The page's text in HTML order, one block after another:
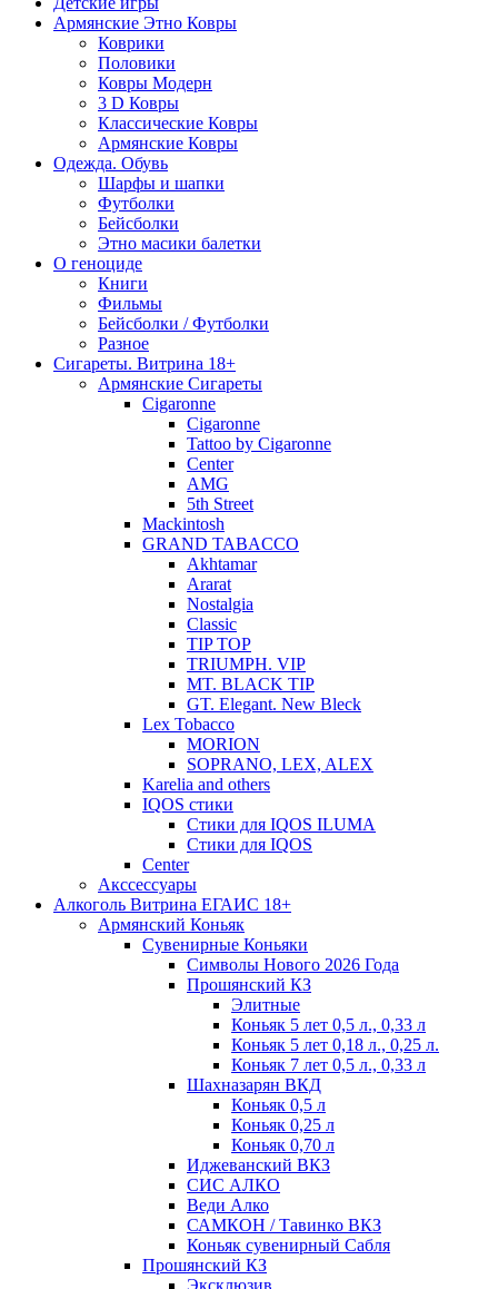
Армянские Этно Ковры
Коврики
Половики
Ковры Модерн
3 D Ковры
Классические Ковры
Армянские Ковры
Одежда. Обувь
Шарфы и шапки
Футболки
Бейсболки
Этно масики балетки
О геноциде
Книги
Фильмы
Бейсболки / Футболки
Разное
Сигареты. Витрина 18+
Армянские Сигареты
Cigaronne
Cigaronne
Tattoo by Cigaronne
Center
AMG
5th Street
Mackintosh
GRAND TABACCO
Akhtamar
Ararat
Nostalgia
Classic
TIP TOP
TRIUMPH. VIP
MT. BLACK TIP
GT. Elegant. New Bleck
Lex Tobacco
MORION
SOPRANO, LEX, ALEX
Karelia and others
IQOS стики
Стики для IQOS ILUMA
Стики для IQOS
Сenter
Акссессуары
Алкоголь Витрина ЕГАИС 18+
Армянский Коньяк
Сувенирные Коньяки
Символы Нового 2026 Года
Прошянский КЗ
Элитные
Коньяк 5 лет 0,5 л., 0,33 л
Коньяк 5 лет 0,18 л., 0,25 л.
Коньяк 7 лет 0,5 л., 0,33 л
Шахназарян ВКД
Коньяк 0,5 л
Коньяк 0,25 л
Коньяк 0,70 л
Иджеванский ВКЗ
СИС АЛКО
Веди Алко
САМКОН / Тавинко ВКЗ
Коньяк сувенирный Сабля
Прошянский КЗ
Эксклюзив